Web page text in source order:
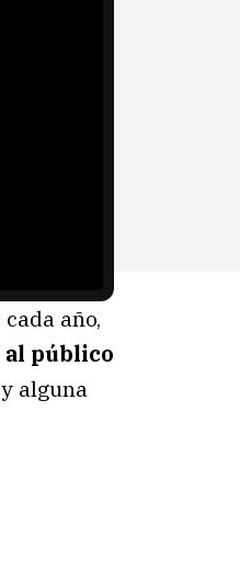
año,
público
alguna